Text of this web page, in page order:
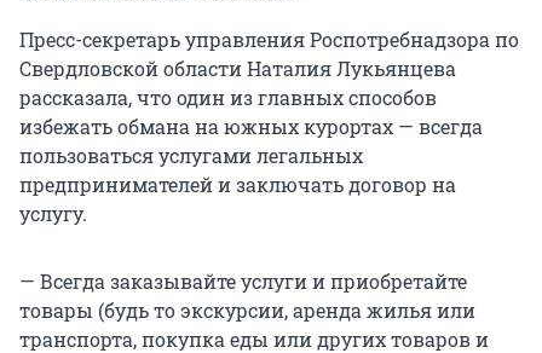
Пресс-секретарь управления Роспотребнадзора по
Свердловской области Наталия Лукьянцева
рассказала, что один из главных способов
избежать обмана на южных курортах — всегда
пользоваться услугами легальных
предпринимателей и заключать договор на
услугу.
— Всегда заказывайте услуги и приобретайте
товары (будь то экскурсии, аренда жилья или
транспорта, покупка еды или других товаров и